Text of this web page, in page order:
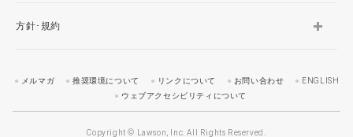
方針･規約
メルマガ 推奨環境について リンクについて お問い合わせ
ENGLISH
ウェブアクセシビリティについて
Copyright © Lawson, Inc. All Rights Reserved.